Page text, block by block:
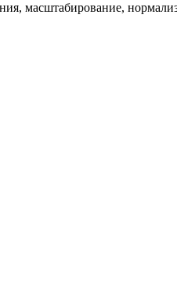
масштабирование,